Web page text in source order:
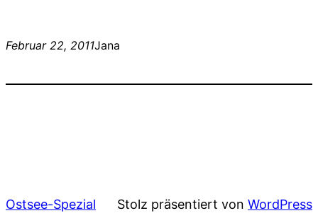
Februar 22, 2011Jana
Ostsee-Spezial Stolz präsentiert von WordPress